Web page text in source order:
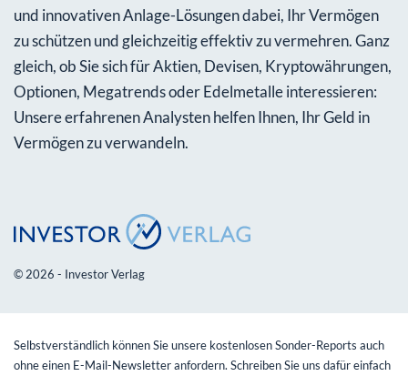
und innovativen Anlage-Lösungen dabei, Ihr Vermögen
zu schützen und gleichzeitig effektiv zu vermehren. Ganz
gleich, ob Sie sich für Aktien, Devisen, Kryptowährungen,
Optionen, Megatrends oder Edelmetalle interessieren:
Unsere erfahrenen Analysten helfen Ihnen, Ihr Geld in
Vermögen zu verwandeln.
© 2026 - Investor Verlag
Selbstverständlich können Sie unsere kostenlosen Sonder-Reports auch
ohne einen E-Mail-Newsletter anfordern. Schreiben Sie uns dafür einfach